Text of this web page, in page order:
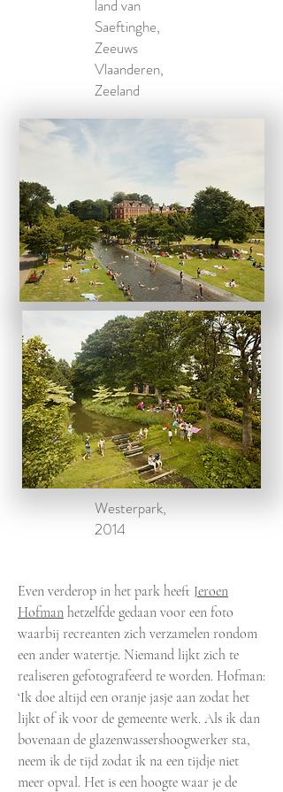
land van
Saeftinghe,
Zeeuws
Vlaanderen,
Zeeland
Westerpark,
2014
Even verderop in het park heeft Jeroen
Hofman hetzelfde gedaan voor een foto
waarbij recreanten zich verzamelen rondom
een ander watertje. Niemand lijkt zich te
realiseren gefotografeerd te worden. Hofman:
‘Ik doe altijd een oranje jasje aan zodat het
lijkt of ik voor de gemeente werk. Als ik dan
bovenaan de glazenwassershoogwerker sta,
neem ik de tijd zodat ik na een tijdje niet
meer opval. Het is een hoogte waar je de